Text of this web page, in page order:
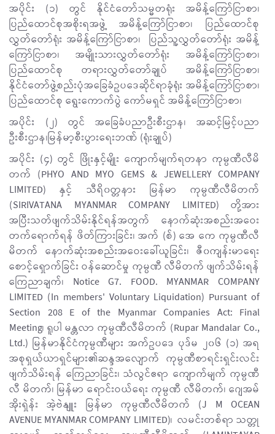
အပိုင်း (၁) တွင် နိုင်ငံတော်သမ္မတရုံး အမိန့်ကြော်ငြာစာ၊
ပြည်ထောင်စုအစိုးရအဖွဲ့ အမိန့်ကြော်ငြာစာ၊ ပြည်ထောင်စု
လွှတ်တော်ရုံး အမိန့်ကြော်ငြာစာ၊ ပြည်သူ့လွှတ်တော်ရုံး အမိန့်
ကြော်ငြာစာ၊ အမျိုးသားလွှတ်တော်ရုံး အမိန့်ကြော်ငြာစာ၊
ပြည်ထောင်စု တရားလွှတ်တော်ချုပ် အမိန့်ကြော်ငြာစာ၊
နိုင်ငံတော်ဖွဲ့စည်းပုံအခြေခံဥပဒေဆိုင်ရာခုံရုံး အမိန့်ကြော်ငြာစာ၊
ပြည်ထောင်စု ရွေးကောက်ပွဲ ကော်မရှင် အမိန့်ကြော်ငြာစာ၊
အပိုင်း (၂) တွင် အခြေခံပညာဦးစီးဌာန၊ အဆင့်မြင့်ပညာ
ဦးစီးဌာန၊မြန်မာ့စီးပွားရေးဘဏ် (ရုံးချုပ်)
အပိုင်း (၄) တွင် ဖြိုးနှင့်မျိုး ကျောက်မျက်ရတနာ ကုမ္ပဏီလီမိ
တက် (PHYO AND MYO GEMS & JEWELLERY COMPANY
LIMITED) နှင့် သီရိ၀တ္တနား မြန်မာ ကုမ္ပဏီလီမိတက်
(SIRIVATANA MYANMAR COMPANY LIMITED) တို့အား
အပြီးသတ်ဖျက်သိမ်းနိုင်ရန်အတွက် နောက်ဆုံးအစည်းအဝေး
တက်ရောက်ရန် ဖိတ်ကြားခြင်း၊ အက် (စ်) အေ ကေ ကုမ္ပဏီလီ
မိတက် နောက်ဆုံးအစည်းအဝေးခေါ်ယူခြင်း၊ ဇီ၀ကျန်းမာရေး
စောင့်ရှောက်ခြင်း ဝန်ဆောင်မှု ကုမ္ပဏီ လီမိတက် ဖျက်သိမ်းရန်
ကြေညာချက်၊ Notice G7. FOOD. MYANMAR COMPANY
LIMITED (In members' Voluntary Liquidation) Pursuant of
Section 208 E of the Myanmar Companies Act: Final
Meeting၊ ရူပါ မန္တလာ ကုမ္ပဏီလီမိတက် (Rupar Mandalar Co.,
Ltd.) မြန်မာနိုင်ငံကုမ္ပဏီများ အက်ဥပဒေ ပုဒ်မ ၂၀၆ (၁) အရ
အစုရှယ်ယာရှင်များ၏ဆန္ဒအလျောက် ကုမ္ပဏီစာရင်းရှင်းလင်း
ဖျက်သိမ်းရန် ကြေညာခြင်း၊ သံလွင်ဧရာ ကျောက်မျက် ကုမ္ပဏီ
လီ မိတက်၊ မြန်မာ ရောင်းဝယ်ရေး ကုမ္ပဏီ လီမိတက်၊ ဂျေအမ်
အိုးရှဲန်း အဲ့ဗဲနျူး မြန်မာ ကုမ္ပဏီလီမိတက် (J M OCEAN
AVENUE MYANMAR COMPANY LIMITED)၊ လမင်းတစ်ရာ သတ္တု